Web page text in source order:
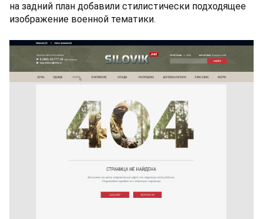
на задний план добавили стилистически подходящее
изображение военной тематики.